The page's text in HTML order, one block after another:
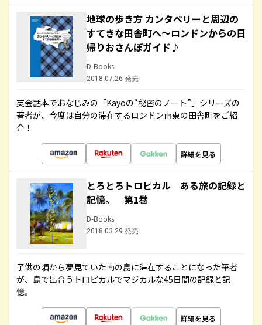
地球の歩き方 カンタベリーと周辺の
すてきな田舎町へ～ロンドンからの日
帰りおさんぽガイド♪
D-Books
2018.07.26 発売
英会話本でおなじみの「Kayoの“秘密のノート”」シリーズの
著者が、今度は自分の滞在するロンドン南東の田舎町をご紹
介！
詳細を見る
とろとろトロピカル ある旅の記録と
記憶。 第1巻
D-Books
2018.03.29 発売
子供の頃から夢見ていた南の島に滞在することになった筆者
が、島で出合うトロピカルでマジカルな45日間の記録と記
憶。
詳細を見る